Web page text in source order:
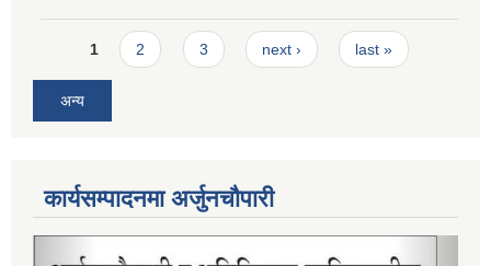
Pages
1 2 3 next › last »
अन्य
कार्यसम्पादनमा अर्जुनचौपारी